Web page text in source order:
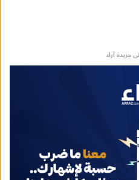
جريدة آراء